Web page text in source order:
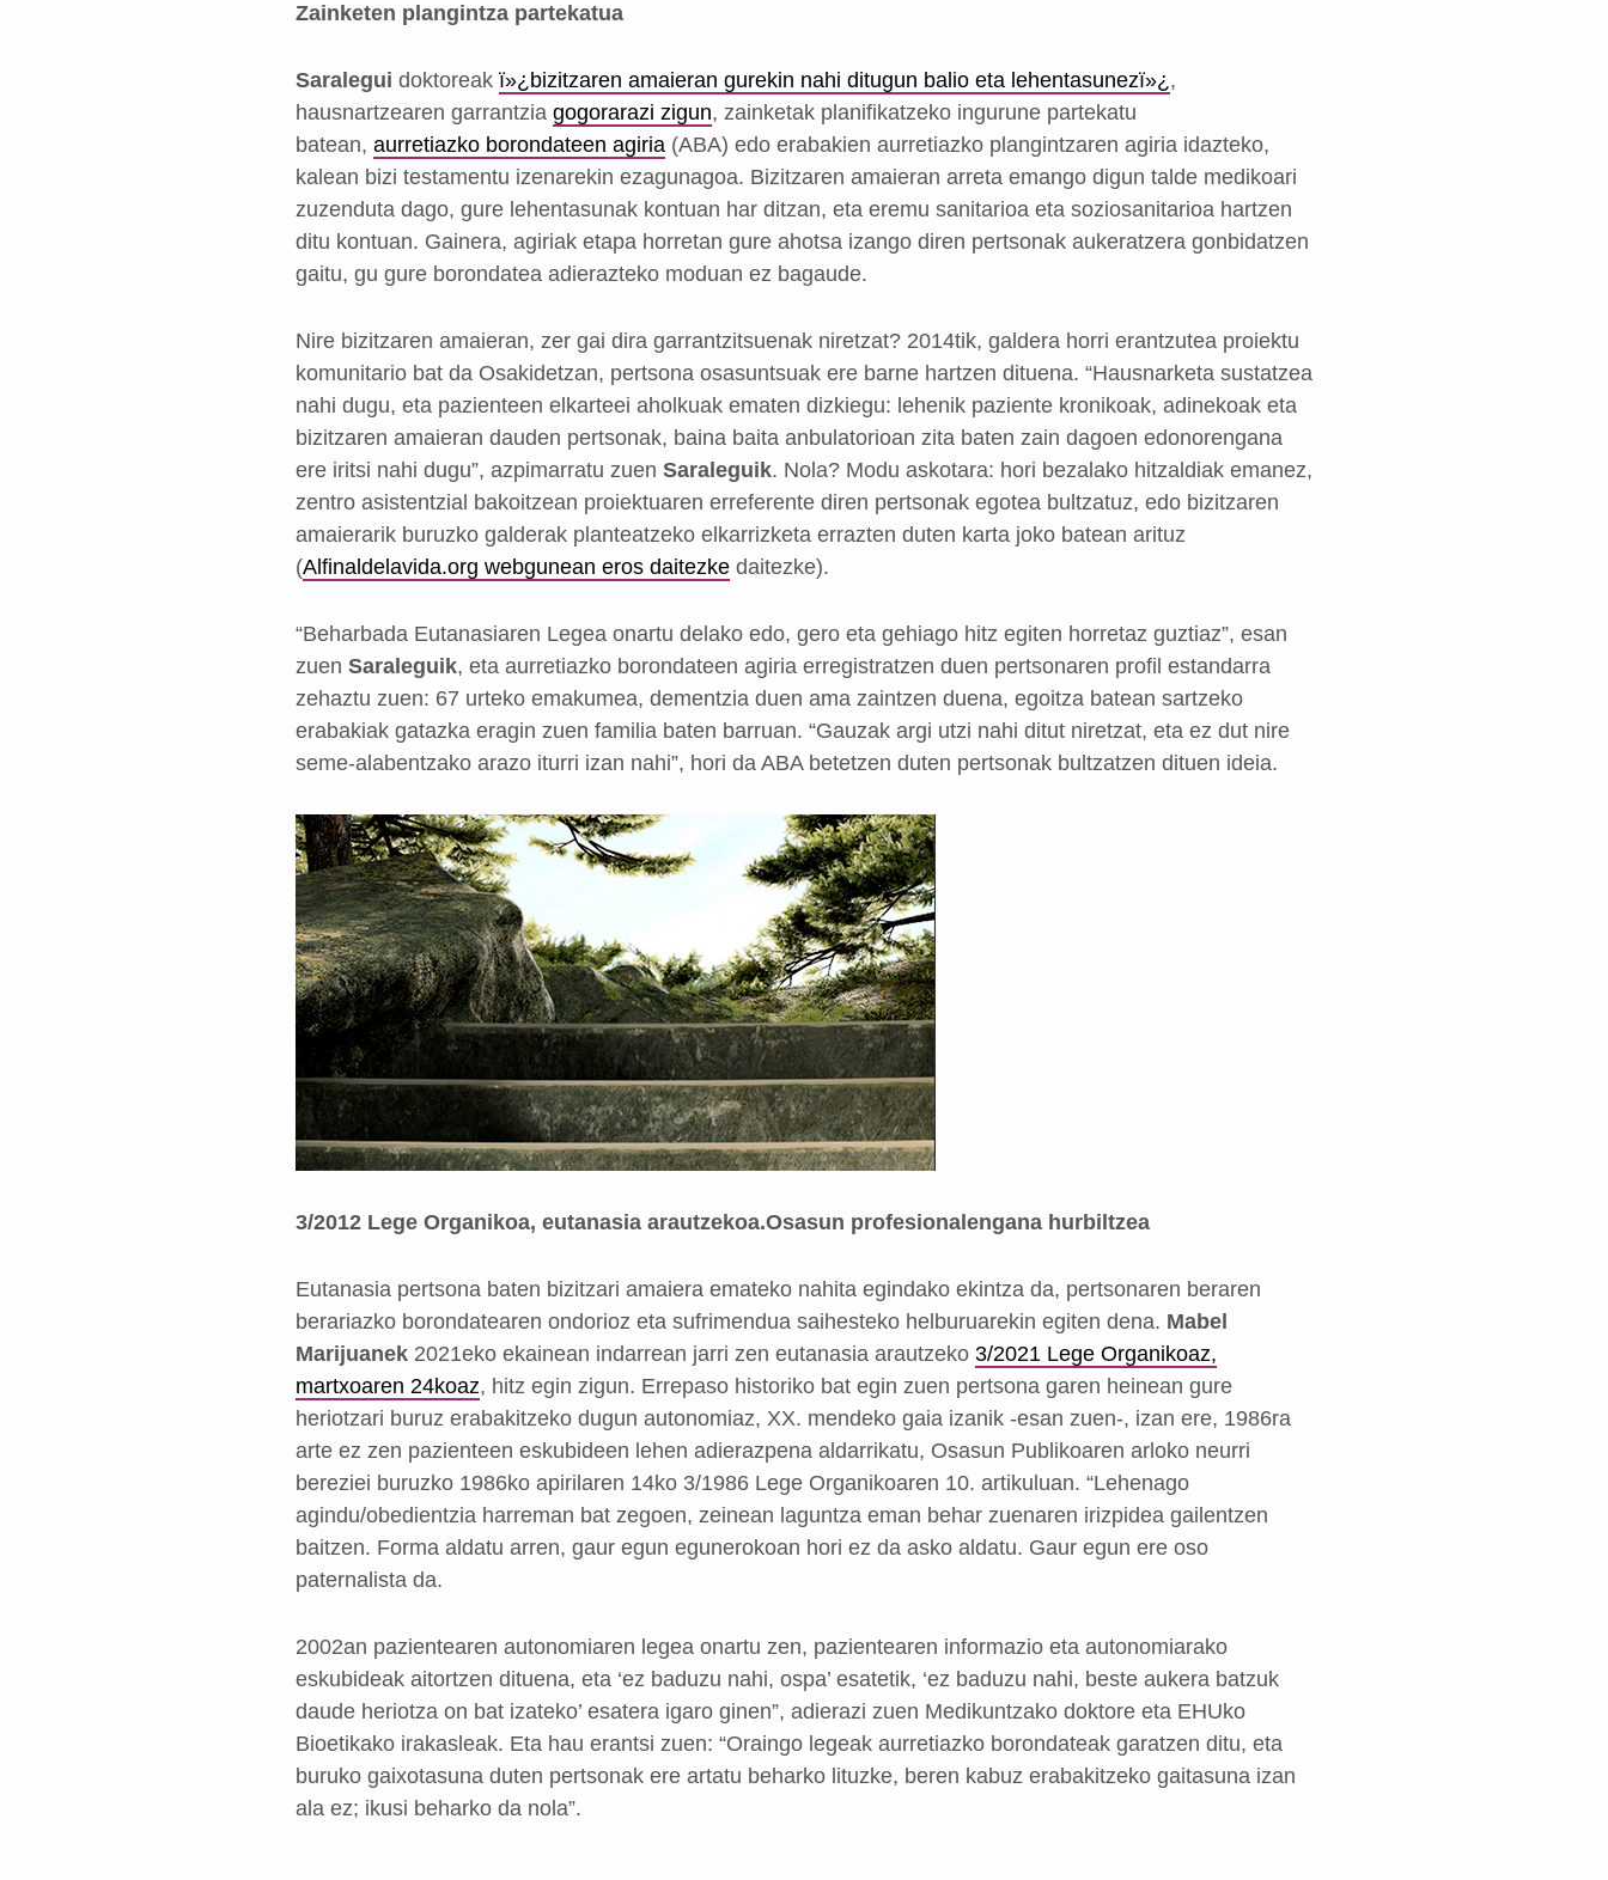
Zainketen plangintza partekatua
Saralegui doktoreak ï»¿bizitzaren amaieran gurekin nahi ditugun balio eta lehentasunezï»¿,
hausnartzearen garrantzia gogorarazi zigun, zainketak planifikatzeko ingurune partekatu
batean, aurretiazko borondateen agiria (ABA) edo erabakien aurretiazko plangintzaren agiria idazteko,
kalean bizi testamentu izenarekin ezagunagoa. Bizitzaren amaieran arreta emango digun talde medikoari
zuzenduta dago, gure lehentasunak kontuan har ditzan, eta eremu sanitarioa eta soziosanitarioa hartzen
ditu kontuan. Gainera, agiriak etapa horretan gure ahotsa izango diren pertsonak aukeratzera gonbidatzen
gaitu, gu gure borondatea adierazteko moduan ez bagaude.
Nire bizitzaren amaieran, zer gai dira garrantzitsuenak niretzat? 2014tik, galdera horri erantzutea proiektu
komunitario bat da Osakidetzan, pertsona osasuntsuak ere barne hartzen dituena. “Hausnarketa sustatzea
nahi dugu, eta pazienteen elkarteei aholkuak ematen dizkiegu: lehenik paziente kronikoak, adinekoak eta
bizitzaren amaieran dauden pertsonak, baina baita anbulatorioan zita baten zain dagoen edonorengana
ere iritsi nahi dugu”, azpimarratu zuen Saraleguik. Nola? Modu askotara: hori bezalako hitzaldiak emanez,
zentro asistentzial bakoitzean proiektuaren erreferente diren pertsonak egotea bultzatuz, edo bizitzaren
amaierarik buruzko galderak planteatzeko elkarrizketa errazten duten karta joko batean arituz
(Alfinaldelavida.org webgunean eros daitezke daitezke).
“Beharbada Eutanasiaren Legea onartu delako edo, gero eta gehiago hitz egiten horretaz guztiaz”, esan
zuen Saraleguik, eta aurretiazko borondateen agiria erregistratzen duen pertsonaren profil estandarra
zehaztu zuen: 67 urteko emakumea, dementzia duen ama zaintzen duena, egoitza batean sartzeko
erabakiak gatazka eragin zuen familia baten barruan. “Gauzak argi utzi nahi ditut niretzat, eta ez dut nire
seme-alabentzako arazo iturri izan nahi”, hori da ABA betetzen duten pertsonak bultzatzen dituen ideia.
3/2012 Lege Organikoa, eutanasia arautzekoa.Osasun profesionalengana hurbiltzea
Eutanasia pertsona baten bizitzari amaiera emateko nahita egindako ekintza da, pertsonaren beraren
berariazko borondatearen ondorioz eta sufrimendua saihesteko helburuarekin egiten dena. Mabel
Marijuanek 2021eko ekainean indarrean jarri zen eutanasia arautzeko 3/2021 Lege Organikoaz,
martxoaren 24koaz, hitz egin zigun. Errepaso historiko bat egin zuen pertsona garen heinean gure
heriotzari buruz erabakitzeko dugun autonomiaz, XX. mendeko gaia izanik -esan zuen-, izan ere, 1986ra
arte ez zen pazienteen eskubideen lehen adierazpena aldarrikatu, Osasun Publikoaren arloko neurri
bereziei buruzko 1986ko apirilaren 14ko 3/1986 Lege Organikoaren 10. artikuluan. “Lehenago
agindu/obedientzia harreman bat zegoen, zeinean laguntza eman behar zuenaren irizpidea gailentzen
baitzen. Forma aldatu arren, gaur egun egunerokoan hori ez da asko aldatu. Gaur egun ere oso
paternalista da.
2002an pazientearen autonomiaren legea onartu zen, pazientearen informazio eta autonomiarako
eskubideak aitortzen dituena, eta ‘ez baduzu nahi, ospa’ esatetik, ‘ez baduzu nahi, beste aukera batzuk
daude heriotza on bat izateko’ esatera igaro ginen”, adierazi zuen Medikuntzako doktore eta EHUko
Bioetikako irakasleak. Eta hau erantsi zuen: “Oraingo legeak aurretiazko borondateak garatzen ditu, eta
buruko gaixotasuna duten pertsonak ere artatu beharko lituzke, beren kabuz erabakitzeko gaitasuna izan
ala ez; ikusi beharko da nola”.